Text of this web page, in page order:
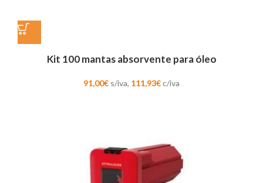
Kit 100 mantas absorvente para óleo
91,00€ s/iva, 111,93€c/iva